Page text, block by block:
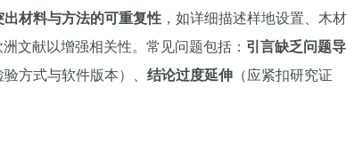
出材料与方法的可重复性 ，如详细描述样地设置、木材
洲文献以增强相关性。常见问题包括： 引言缺乏问题导
验方式与软件版本）、 结论过度延伸 （应紧扣研究证